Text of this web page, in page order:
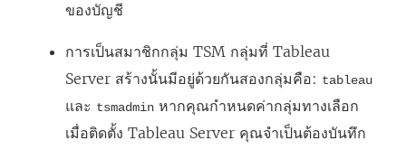
ของบัญชี
การเป็นสมาชิกกลุ่ม TSM กลุ่มที่ Tableau
Server สร้างนั้นมีอยู่ด้วยกันสองกลุ่มคือ: tableau
และ tsmadmin หากคุณกำหนดค่ากลุ่มทางเลือก
เมื่อติดตั้ง Tableau Server คุณจำเป็นต้องบันทึก